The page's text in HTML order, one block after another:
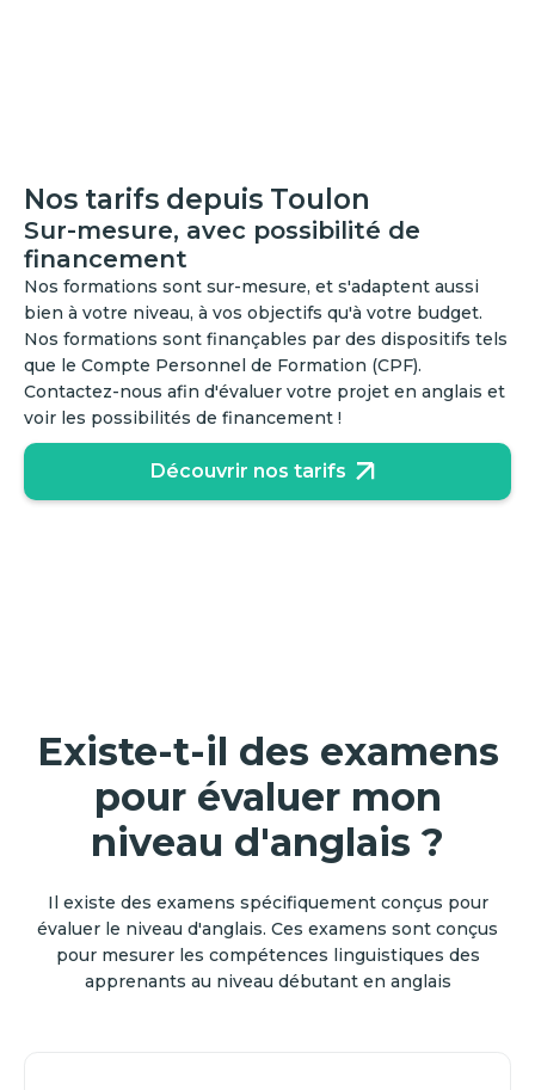
Nos tarifs depuis Toulon
Sur-mesure, avec possibilité de
financement
Nos formations sont sur-mesure, et s'adaptent aussi
bien à votre niveau, à vos objectifs qu'à votre budget.
Nos formations sont finançables par des dispositifs tels
que le Compte Personnel de Formation (CPF).
Contactez-nous afin d'évaluer votre projet en anglais et
voir les possibilités de financement !
Découvrir nos tarifs
Existe-t-il des examens
pour évaluer mon
niveau d'anglais ?
Il existe des examens spécifiquement conçus pour
évaluer le niveau d'anglais. Ces examens sont conçus
pour mesurer les compétences linguistiques des
apprenants au niveau débutant en anglais